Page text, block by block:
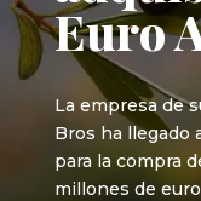
Euro
La empresa de
Bros ha llegado
para la compra
millones de